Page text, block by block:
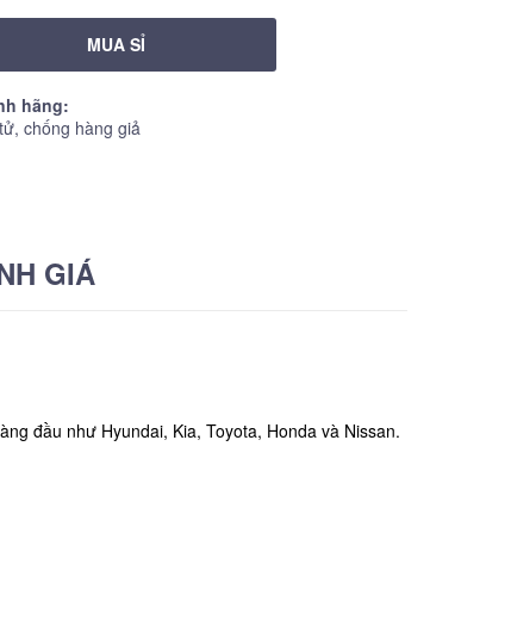
MUA SỈ
hãng:
chống hàng giả
GIÁ
đầu như Hyundai, Kia, Toyota, Honda và Nissan.